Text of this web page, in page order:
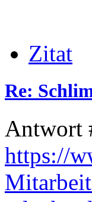
Zitat
Re:
Antwort
https://